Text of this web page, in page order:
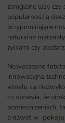
zamglone lasy
popularnością
przypominające
naturalne
żyłkami czy
Nowoczesne
innowacyjna
winylu są
co sprawia, że
pomieszczeniach,
a nawet w